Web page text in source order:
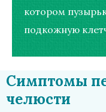
котором
подкожную
Симптомы
челюсти